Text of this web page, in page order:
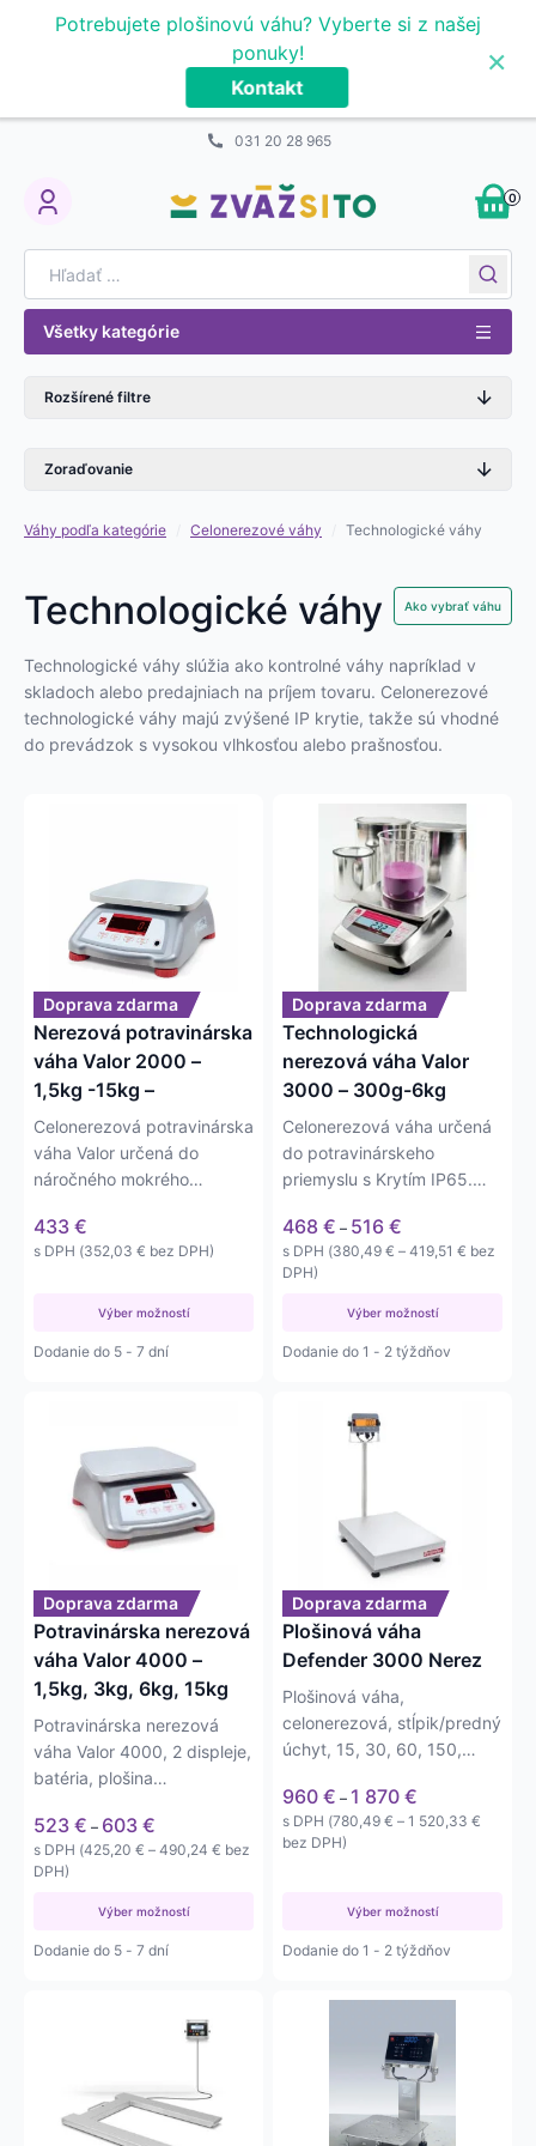
Potrebujete plošinovú váhu? Vyberte si z našej
ponuky!
Kontakt
×
031 20 28 965
My Account
0
Všetky kategórie
Váhy podľa kategórie Celonerezové váhy Technologické váhy
Technologické váhy Ako vybrať váhu
Technologické váhy slúžia ako kontrolné váhy napríklad v
skladoch alebo predajniach na príjem tovaru. Celonerezové
technologické váhy majú zvýšené IP krytie, takže sú vhodné
do prevádzok s vysokou vlhkosťou alebo prašnosťou.
Doprava zdarma
Nerezová potravinárska
váha Valor 2000 –
1,5kg -15kg –
Celonerezová potravinárska
váha Valor určená do
náročného mokrého
nerezovú…
433 €
s DPH (352,03 € bez DPH)
Výber možností
variantov.
Možnosti
môžete
vybrať
na
stránke
produktu.
Dodanie do 5 - 7 dní
Doprava zdarma
Technologická
nerezová váha Valor
3000 – 300g-6kg
Celonerezová váha určená
do potravinárskeho
priemyslu s Krytím IP65.
6000g a s…
468 € – 516 €
range:
468 €
516 €
s DPH (380,49 € – 419,51 € Price
bez
DPH)
Výber možností
variantov.
Možnosti
môžete
vybrať
stránke
produktu.
Dodanie do 1 - 2 týždňov
Doprava zdarma
Potravinárska nerezová
váha Valor 4000 –
1,5kg, 3kg, 6kg, 15kg
Potravinárska nerezová
váha Valor 4000, 2 displeje,
batéria, plošina
2 g.
523 € – 603 €
range:
523 €
603 €
s DPH (425,20 € – 490,24 € Price
bez
DPH)
Výber možností
viacero
variantov.
Možnosti
môžete
vybrať
na
produktu.
Dodanie do 5 - 7 dní
Doprava zdarma
Plošinová váha
Defender 3000 Nerez
Plošinová váha,
celonerezová, stĺpik/predný
úchyt, 15, 30, 60, 150,
960 € – 1 870 €
range:
960 €
s DPH (780,49 € – 1 520,33 €
bez DPH)
Výber možností
variantov.
Možnosti
môžete
vybrať
na
produktu.
Dodanie do 1 - 2 týždňov
variantov.
variantov.
Rozšírené filtre
Zoraďovanie